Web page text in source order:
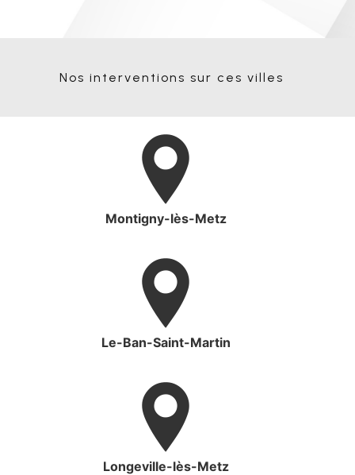
Nos interventions sur ces villes
Montigny-lès-Metz
Le-Ban-Saint-Martin
Longeville-lès-Metz